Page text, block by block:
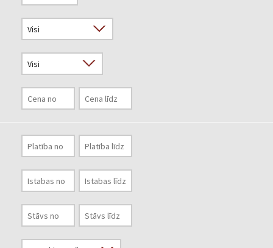
Novērtēt īpašumu
Uzņēmums
Pakalpojumi
Kontakti